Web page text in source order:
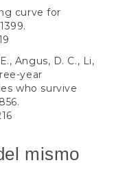
curve for
Angus, D. C., Li,
year
who survive
mismo